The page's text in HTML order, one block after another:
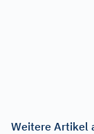
Weitere Artikel